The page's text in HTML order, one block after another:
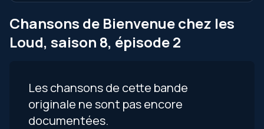
Chansons de Bienvenue chez les
Loud, saison 8, épisode 2
Les chansons de cette bande
originale ne sont pas encore
documentées.